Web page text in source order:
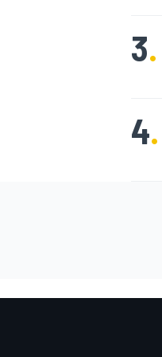
3.
4.